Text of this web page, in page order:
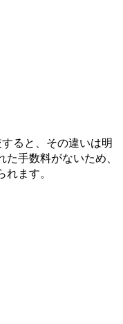
ると、その違いは明
手数料がないため、
ます。